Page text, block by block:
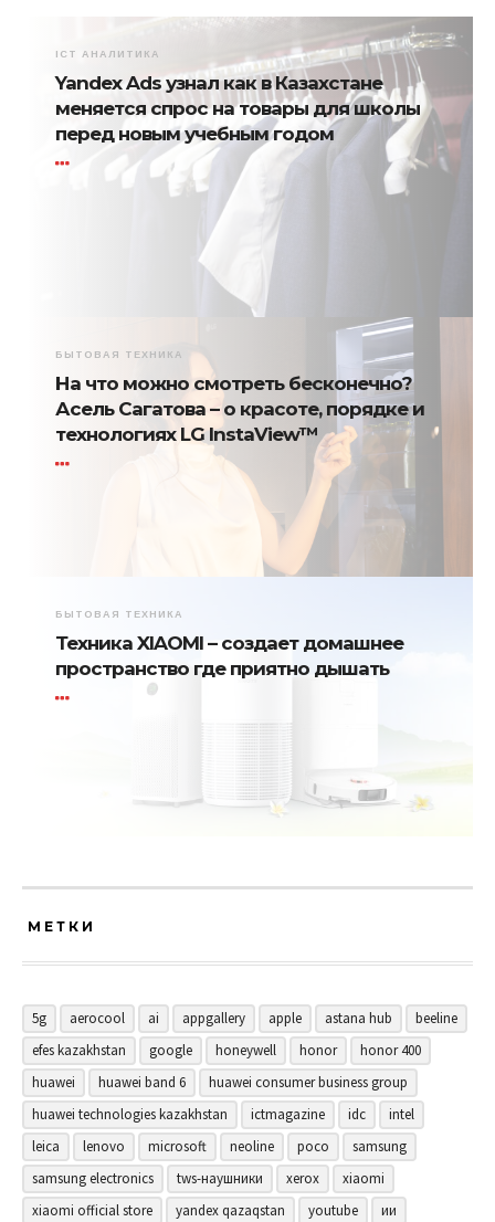
ICT АНАЛИТИКА
Yandex Ads узнал как в Казахстане
меняется спрос на товары для школы
перед новым учебным годом
БЫТОВАЯ ТЕХНИКА
На что можно смотреть бесконечно?
Асель Сагатова – о красоте, порядке и
технологиях LG InstaView™
БЫТОВАЯ ТЕХНИКА
Техника XIAOMI – создает домашнее
пространство где приятно дышать
МЕТКИ
5g aerocool ai appgallery apple astana hub
beeline
efes kazakhstan
google honeywell honor
honor 400
huawei
huawei band 6
huawei consumer business group
huawei technologies kazakhstan
ictmagazine idc
intel
leica
lenovo microsoft neoline poco
samsung
samsung electronics
tws-наушники xerox
xiaomi
xiaomi official store
yandex qazaqstan youtube
ии